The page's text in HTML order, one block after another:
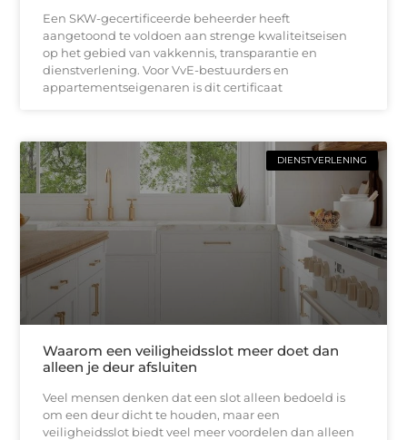
Een SKW-gecertificeerde beheerder heeft
aangetoond te voldoen aan strenge kwaliteitseisen
op het gebied van vakkennis, transparantie en
dienstverlening. Voor VvE-bestuurders en
appartementseigenaren is dit certificaat
DIENSTVERLENING
Waarom een veiligheidsslot meer doet dan
alleen je deur afsluiten
Veel mensen denken dat een slot alleen bedoeld is
om een deur dicht te houden, maar een
veiligheidsslot biedt veel meer voordelen dan alleen